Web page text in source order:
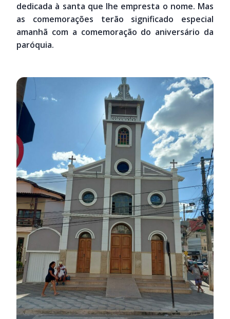
dedicada à santa que lhe empresta o nome. Mas
as comemorações terão significado especial
amanhã com a comemoração do aniversário da
paróquia.